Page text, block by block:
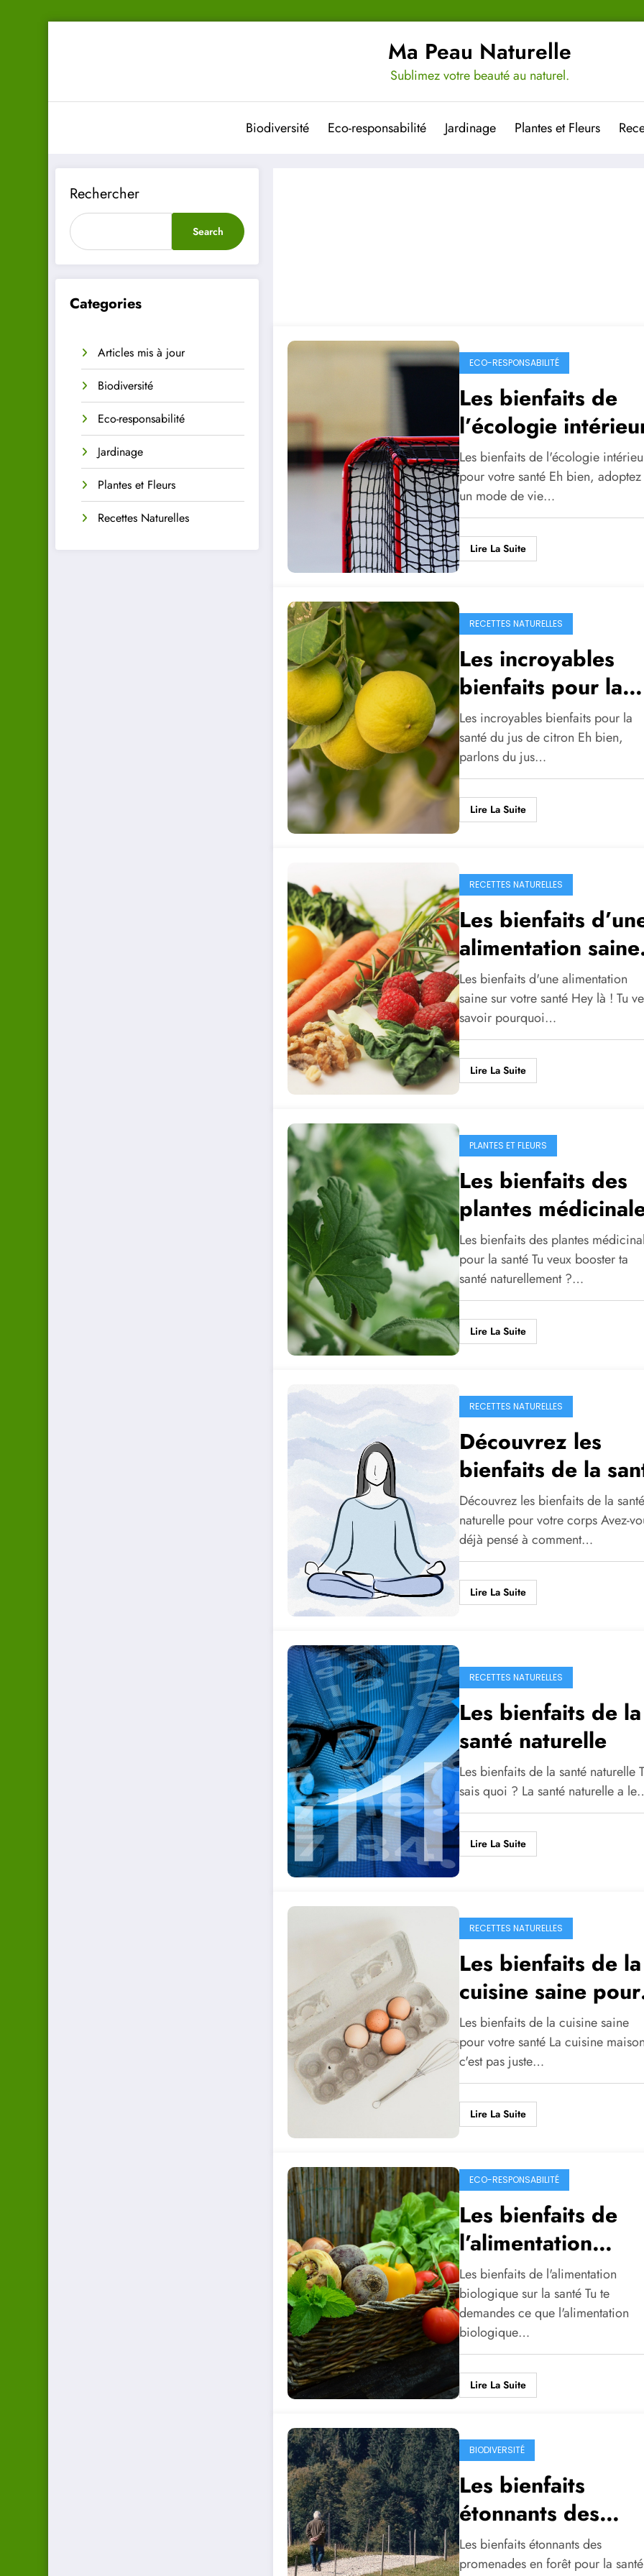
Ma Peau Naturelle
Sublimez votre beauté au naturel.
Biodiversité Eco-responsabilité Jardinage Plantes et Fleurs
Rechercher
Search
Categories
Articles mis à jour
Biodiversité
Eco-responsabilité
Jardinage
Plantes et Fleurs
Recettes Naturelles
ECO-RESPONSABILITÉ
Les bienfaits de
l’écologie
pour votre santé
Les bienfaits de l'écologie
pour votre santé Eh bien, adoptez
un mode de vie…
Lire La Suite
RECETTES NATURELLES
Les incroyables
bienfaits pour la
santé du jus de
citron
Les incroyables bienfaits pour la
santé du jus de citron Eh bien,
parlons du jus…
Lire La Suite
RECETTES NATURELLES
Les bienfaits
alimentation saine
sur votre santé
Les bienfaits d'une alimentation
saine sur votre santé Hey là ! Tu
savoir pourquoi…
Lire La Suite
PLANTES ET FLEURS
Les bienfaits des
plantes
pour la santé
Les bienfaits des plantes
pour la santé Tu veux booster ta
santé naturellement ?…
Lire La Suite
RECETTES NATURELLES
Découvrez les
bienfaits de la
naturelle pour
corps
Découvrez les bienfaits de la
naturelle pour votre corps Avez-
déjà pensé à comment…
Lire La Suite
RECETTES NATURELLES
Les bienfaits de la
santé naturelle
Les bienfaits de la santé naturelle
sais quoi ? La santé naturelle a
Lire La Suite
RECETTES NATURELLES
Les bienfaits de la
cuisine saine pour
votre santé
Les bienfaits de la cuisine saine
pour votre santé La cuisine
c'est pas juste…
Lire La Suite
ECO-RESPONSABILITÉ
Les bienfaits de
l’alimentation
biologique sur la
santé
Les bienfaits de l'alimentation
biologique sur la santé Tu te
demandes ce que l'alimentation
biologique…
Lire La Suite
BIODIVERSITÉ
Les bienfaits
étonnants des
promenades en
pour la santé
Les bienfaits étonnants des
promenades en forêt pour la santé